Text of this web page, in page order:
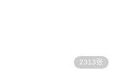
2313张